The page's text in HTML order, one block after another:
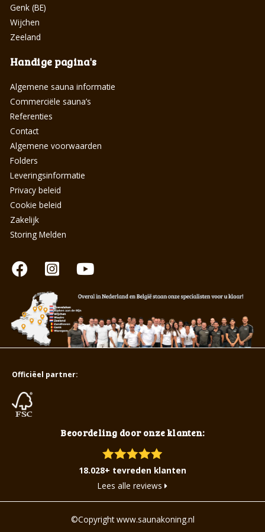
Genk (BE)
Wijchen
Zeeland
Handige pagina's
Algemene sauna informatie
Commerciële sauna’s
Referenties
Contact
Algemene voorwaarden
Folders
Leveringsinformatie
Privacy beleid
Cookie beleid
Zakelijk
Storing Melden
Beoordeling door onze klanten:
18.028+ tevreden klanten
Lees alle reviews
Officiëel partner:
©Copyright www.saunakoning.nl